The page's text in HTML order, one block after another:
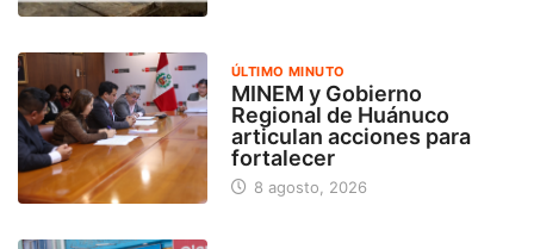
ÚLTIMO MINUTO
MINEM y Gobierno
Regional de Huánuco
articulan acciones para
fortalecer
8 agosto, 2026